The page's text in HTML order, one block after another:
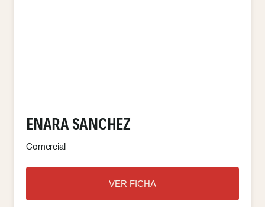
ENARA SANCHEZ
Comercial
VER FICHA